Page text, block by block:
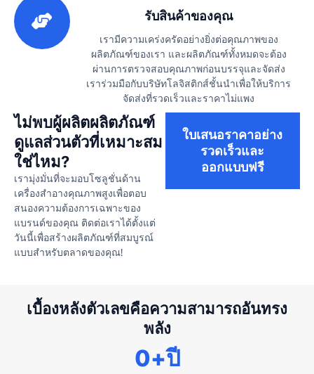
รับสินค้าของคุณ
เรามีความเคร่งครัดอย่างยิ่งต่อคุณภาพของ
ผลิตภัณฑ์ของเรา และผลิตภัณฑ์ทั้งหมดจะต้อง
ผ่านการตรวจสอบคุณภาพก่อนบรรจุและจัดส่ง
เราร่วมมือกับบริษัทโลจิสติกส์ชั้นนำเพื่อให้บริการ
จัดส่งที่รวดเร็วและราคาไม่แพง
ไม่พบผู้ผลิตผลิตภัณฑ์
ดูแลส่วนตัวที่เหมาะสม
ใช่ไหม?
เรามุ่งมั่นที่จะมอบโซลูชั่นด้าน
เครื่องสำอางคุณภาพสูงเพื่อตอบ
สนองความต้องการเฉพาะของ
แบรนด์ของคุณ ติดต่อเราได้ตั้งแต่
วันนี้เพื่อสร้างผลิตภัณฑ์ที่สมบูรณ์
แบบสำหรับตลาดของคุณ!
ใบเสนอราคาอย่าง
รวดเร็วและ
ออกแบบฟรี
เบื้องหลังตัวเลขคือความสามารถอันทรง
พลัง
0+ปี